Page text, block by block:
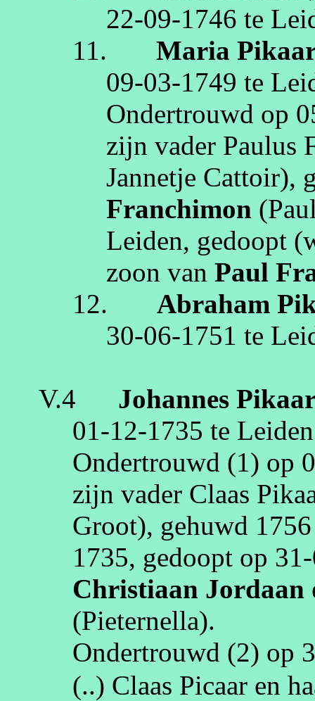
22‑09‑1746 te
11.
Maria
09‑03‑1749 te
Ondertrouwd op
zijn vader Paulus
Jannetje Cattoir),
Franchimon
Leiden, gedoopt (
zoon vanPaul
12.
Abraham
30‑06‑1751 te
V.4 Johannes
01‑12‑1735 te Leiden
Ondertrouwd (1) op
zijn vader Claas
Groot), gehuwd 1756
1735, gedoopt op
Christiaan Jordaan
(Pieternella).
Ondertrouwd (2) op
(..) Claas Picaar en